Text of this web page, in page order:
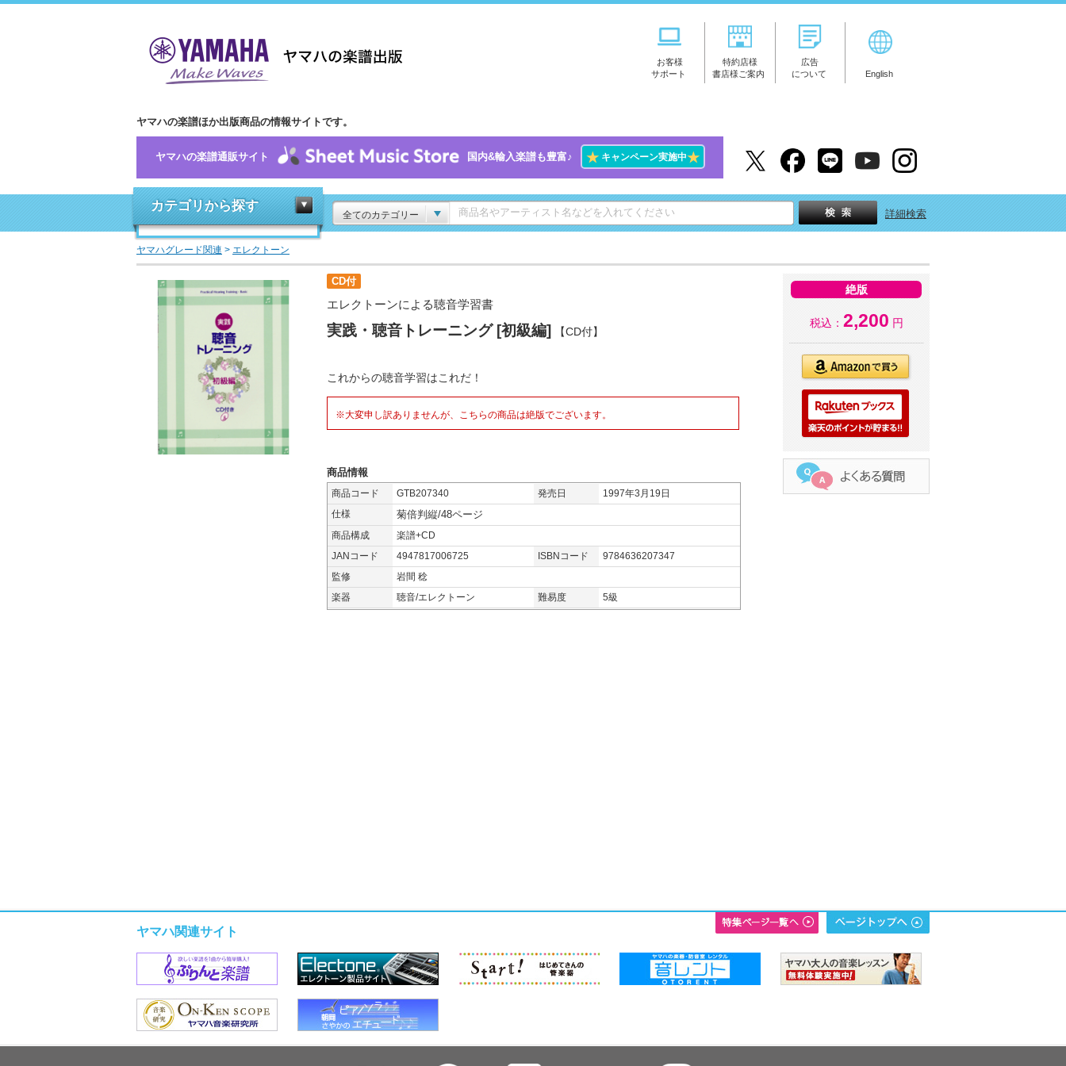
お客様
サポート
特約店様
書店様ご案内
広告
について
English
ヤマハの楽譜ほか出版商品の情報サイトです。
ヤマハの楽譜通販サイト 国内&輸入楽譜も豊富♪ ★キャンペーン実施中★
カテゴリから探す
全てのカテゴリー 詳細検索
ヤマハグレード関連 > エレクトーン
CD付
エレクトーンによる聴音学習書
実践・聴音トレーニング [初級編] 【CD付】
これからの聴音学習はこれだ！
※大変申し訳ありませんが、こちらの商品は絶版でございます。
商品情報
商品コード GTB207340 発売日
1997年3月19日
仕様
菊倍判縦/48ページ
商品構成
楽譜+CD
JANコード
4947817006725 ISBNコード
9784636207347
監修
岩間 稔
楽器
聴音/エレクトーン 難易度 5級
絶版
税込： 2,200 円
ヤマハ関連サイト